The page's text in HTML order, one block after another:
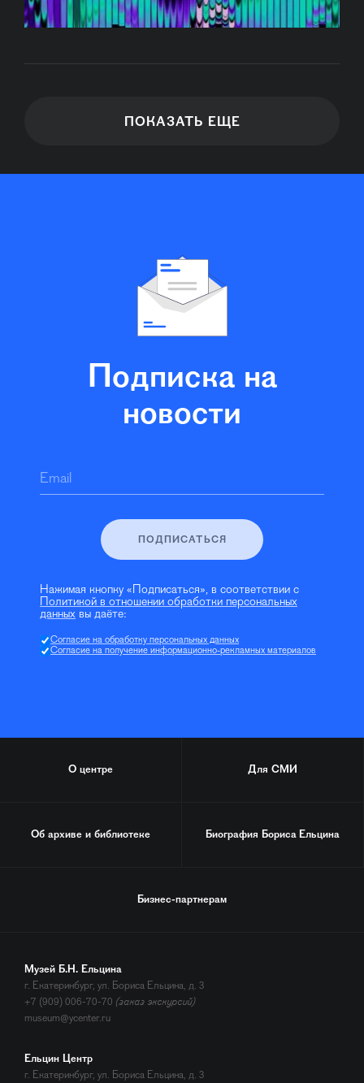
ПОКАЗАТЬ ЕЩЕ
Подписка на
новости
Email
ПОДПИСАТЬСЯ
Нажимая кнопку «Подписаться», в соответствии с
Политикой в отношении обработки персональных
данных вы даёте:
Согласие на обработку персональных данных
Согласие на получение информационно-рекламных материалов
О центре Для СМИ
Об архиве и библиотеке Биография Бориса Ельцина
Бизнес-партнерам
Музей Б.Н. Ельцина
г. Екатеринбург, ул. Бориса Ельцина, д. 3
+7 (909) 006-70-70 (заказ экскурсий)
museum@ycenter.ru
Ельцин Центр
г. Екатеринбург, ул. Бориса Ельцина, д. 3